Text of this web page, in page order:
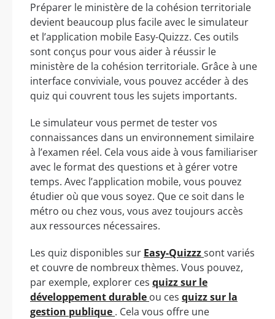
Préparer le ministère de la cohésion territoriale
devient beaucoup plus facile avec le simulateur
et l’application mobile Easy-Quizzz. Ces outils
sont conçus pour vous aider à réussir le
ministère de la cohésion territoriale. Grâce à une
interface conviviale, vous pouvez accéder à des
quiz qui couvrent tous les sujets importants.
Le simulateur vous permet de tester vos
connaissances dans un environnement similaire
à l’examen réel. Cela vous aide à vous familiariser
avec le format des questions et à gérer votre
temps. Avec l’application mobile, vous pouvez
étudier où que vous soyez. Que ce soit dans le
métro ou chez vous, vous avez toujours accès
aux ressources nécessaires.
Les quiz disponibles sur Easy-Quizzzsont variés
et couvre de nombreux thèmes. Vous pouvez,
par exemple, explorer ces quizz sur le
développement durable ou ces quizz sur la
gestion publique . Cela vous offre une